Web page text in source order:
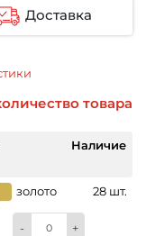
Доставка
товара
Наличие
золото 28 шт.
- +